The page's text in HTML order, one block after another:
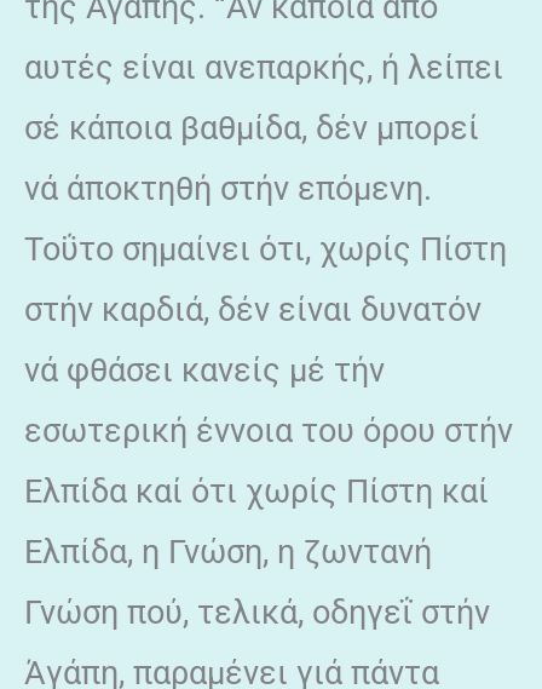
αυτές είναι ανεπαρκής, ή λείπει
σέ κάποια βαθμίδα, δέν μπορεί
νά άποκτηθή στήν επόμενη.
Τοΰτο σημαίνει ότι, χωρίς Πίστη
στήν καρδιά, δέν είναι δυνατόν
νά φθάσει κανείς μέ τήν
εσωτερική έννοια του όρου στήν
Ελπίδα καί ότι χωρίς Πίστη καί
Ελπίδα, η Γνώση, η ζωντανή
Γνώση πού, τελικά, οδηγεΐ στήν
Άγάπη, παραμένει γιά πάντα